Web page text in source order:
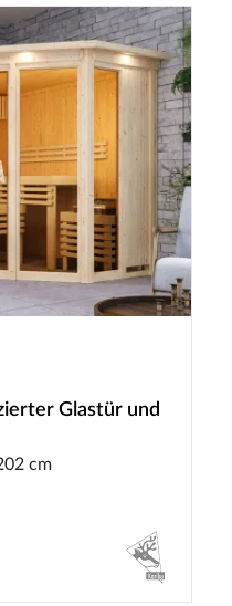
Glastür und
cm